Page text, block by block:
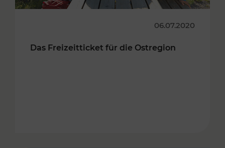
06.07.2020
Das Freizeitticket für die Ostregion